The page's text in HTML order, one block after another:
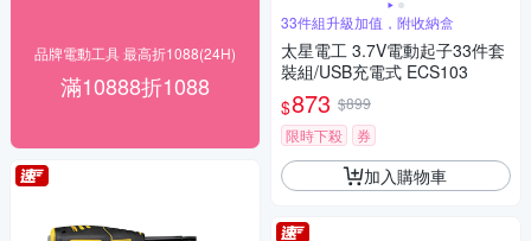
品牌電動工具 最高折1088(24H)
滿10888折1088
33件組升級加值，附收納盒
太星電工 3.7V電動起子33件套
裝組/USB充電式 ECS103
$873 $899
限時下殺
券
加入購物車